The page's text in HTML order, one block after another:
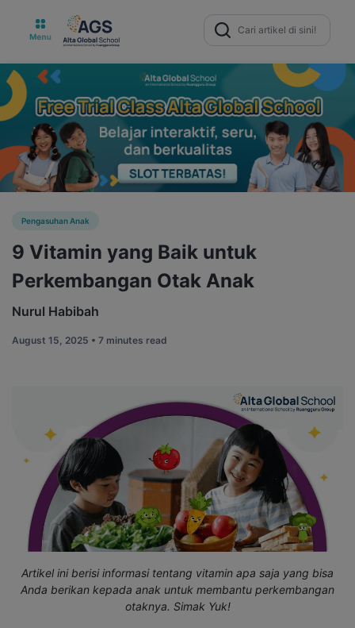
Search
for:
Pengasuhan Anak
9 Vitamin yang Baik untuk
Perkembangan Otak Anak
Nurul Habibah
August 15, 2025 • 7 minutes read
Artikel ini berisi informasi tentang vitamin apa saja yang bisa
Anda berikan kepada anak untuk membantu perkembangan
otaknya. Simak Yuk!